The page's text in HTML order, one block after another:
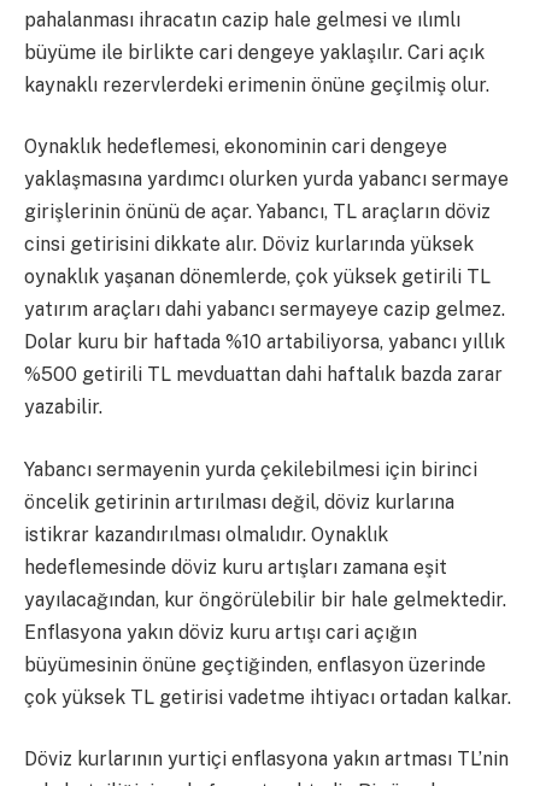
pahalanması ihracatın cazip hale gelmesi ve ılımlı
büyüme ile birlikte cari dengeye yaklaşılır. Cari açık
kaynaklı rezervlerdeki erimenin önüne geçilmiş olur.
Oynaklık hedeflemesi, ekonominin cari dengeye
yaklaşmasına yardımcı olurken yurda yabancı sermaye
girişlerinin önünü de açar. Yabancı, TL araçların döviz
cinsi getirisini dikkate alır. Döviz kurlarında yüksek
oynaklık yaşanan dönemlerde, çok yüksek getirili TL
yatırım araçları dahi yabancı sermayeye cazip gelmez.
Dolar kuru bir haftada %10 artabiliyorsa, yabancı yıllık
%500 getirili TL mevduattan dahi haftalık bazda zarar
yazabilir.
Yabancı sermayenin yurda çekilebilmesi için birinci
öncelik getirinin artırılması değil, döviz kurlarına
istikrar kazandırılması olmalıdır. Oynaklık
hedeflemesinde döviz kuru artışları zamana eşit
yayılacağından, kur öngörülebilir bir hale gelmektedir.
Enflasyona yakın döviz kuru artışı cari açığın
büyümesinin önüne geçtiğinden, enflasyon üzerinde
çok yüksek TL getirisi vadetme ihtiyacı ortadan kalkar.
Döviz kurlarının yurtiçi enflasyona yakın artması TL’nin